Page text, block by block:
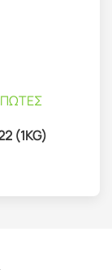
(1KG)